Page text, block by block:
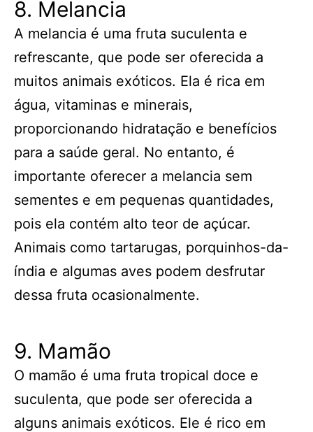
8. Melancia
A melancia é uma fruta suculenta e
refrescante, que pode ser oferecida a
muitos animais exóticos. Ela é rica em
água, vitaminas e minerais,
proporcionando hidratação e benefícios
para a saúde geral. No entanto, é
importante oferecer a melancia sem
sementes e em pequenas quantidades,
pois ela contém alto teor de açúcar.
Animais como tartarugas, porquinhos-da-
índia e algumas aves podem desfrutar
dessa fruta ocasionalmente.
9. Mamão
O mamão é uma fruta tropical doce e
suculenta, que pode ser oferecida a
alguns animais exóticos. Ele é rico em